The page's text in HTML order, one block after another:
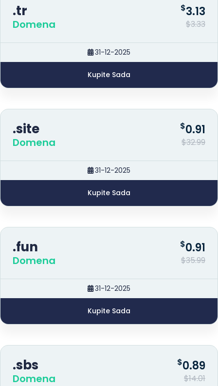
.tr
Domena
$3.13
$3.33
31-12-2025
Kupite Sada
.site
Domena
$0.91
$32.99
31-12-2025
Kupite Sada
.fun
Domena
$0.91
$35.99
31-12-2025
Kupite Sada
.sbs
Domena
$0.89
$14.01